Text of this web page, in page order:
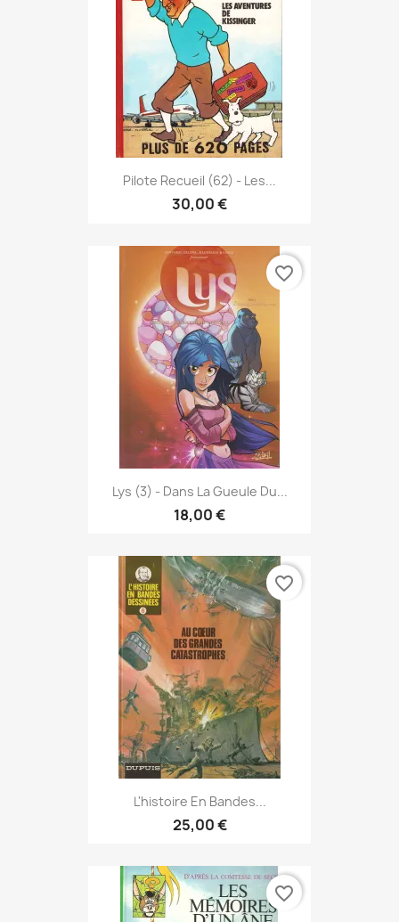
Pilote Recueil (62) - Les...
30,00 €
Lys (3) - Dans La Gueule Du...
18,00 €
favorite_border
L'histoire En Bandes...
25,00 €
favorite_border
favorite_border